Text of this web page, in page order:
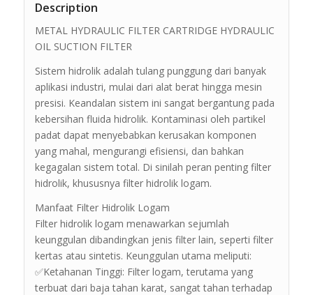
Description
METAL HYDRAULIC FILTER CARTRIDGE HYDRAULIC
OIL SUCTION FILTER
Sistem hidrolik adalah tulang punggung dari banyak
aplikasi industri, mulai dari alat berat hingga mesin
presisi. Keandalan sistem ini sangat bergantung pada
kebersihan fluida hidrolik. Kontaminasi oleh partikel
padat dapat menyebabkan kerusakan komponen
yang mahal, mengurangi efisiensi, dan bahkan
kegagalan sistem total. Di sinilah peran penting filter
hidrolik, khususnya filter hidrolik logam.
Manfaat Filter Hidrolik Logam
Filter hidrolik logam menawarkan sejumlah
keunggulan dibandingkan jenis filter lain, seperti filter
kertas atau sintetis. Keunggulan utama meliputi:
✅Ketahanan Tinggi: Filter logam, terutama yang
terbuat dari baja tahan karat, sangat tahan terhadap